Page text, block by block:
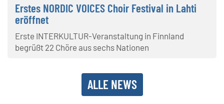
Erstes NORDIC VOICES Choir Festival in Lahti
eröffnet
Erste INTERKULTUR-Veranstaltung in Finnland
begrüßt 22 Chöre aus sechs Nationen
ALLE NEWS